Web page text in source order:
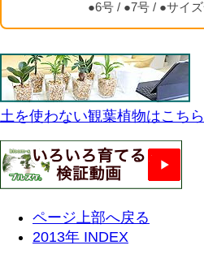
●6号 / ●7号 / ●サイ
土を使わない観葉植物はこちら
ページ上部へ戻る
2013年 INDEX